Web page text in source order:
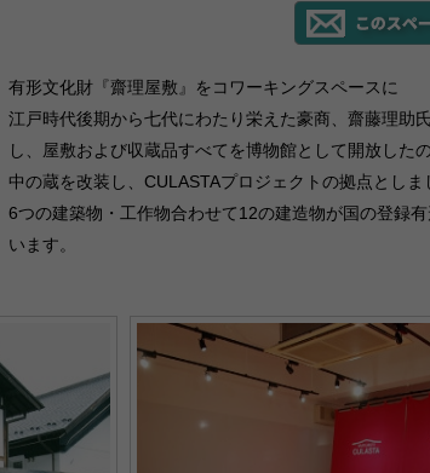
有形文化財『齋理屋敷』をコワーキングスペースに
江戸時代後期から七代にわたり栄えた豪商、齋藤理助
し、屋敷および収蔵品すべてを博物館として開放した
中の蔵を改装し、CULASTAプロジェクトの拠点とし
6つの建築物・工作物合わせて12の建造物が国の登録
います。